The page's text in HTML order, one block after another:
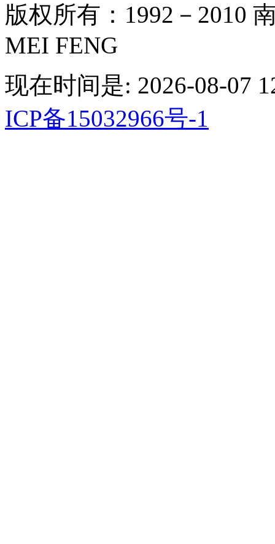
版权所有：1992－
MEI FENG
现在时间是: 2026-08-07
ICP备15032966号-1